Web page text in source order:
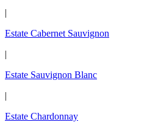
|
Estate Cabernet Sauvignon
|
Estate Sauvignon Blanc
|
Estate Chardonnay